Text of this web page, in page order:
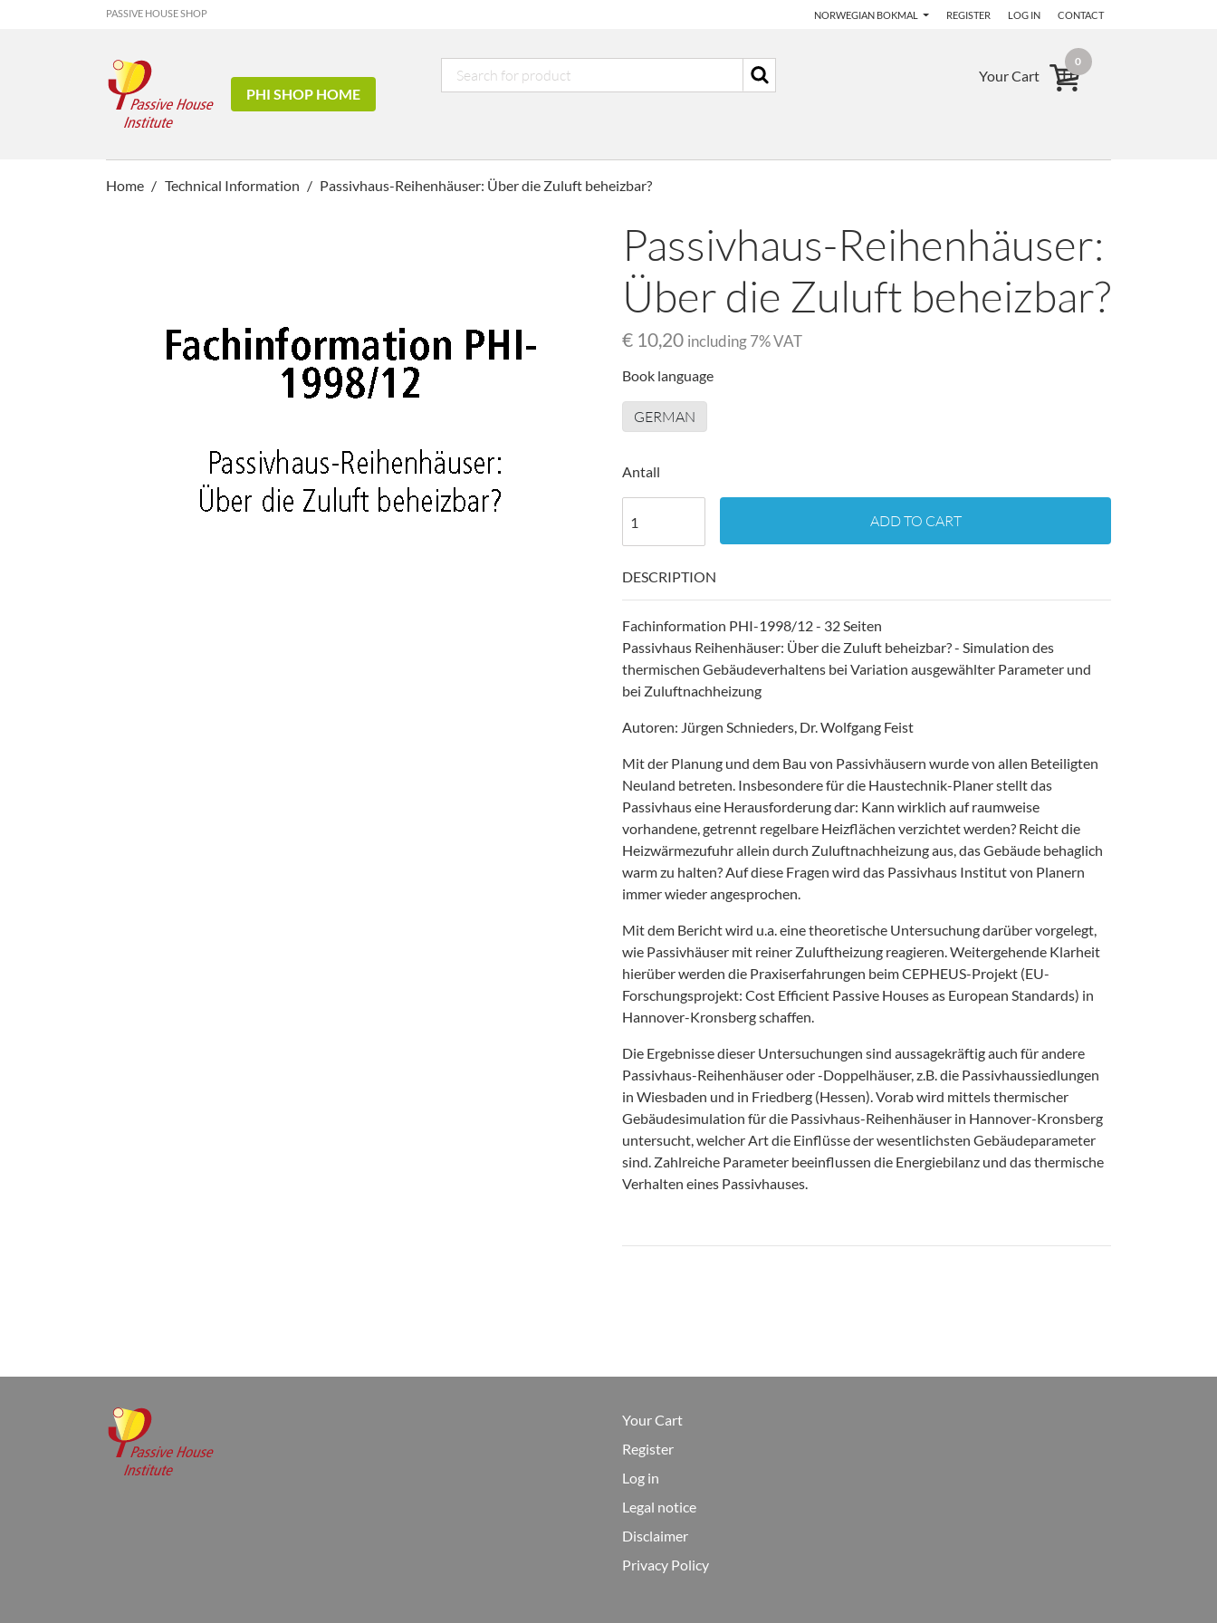
PASSIVE HOUSE SHOP NORWEGIAN BOKMAL REGISTER LOG IN CONTACT
PHI SHOP HOME
Your Cart
0
Home Technical Information Passivhaus-Reihenhäuser: Über die Zuluft beheizbar?
Passivhaus-Reihenhäuser:
Über die Zuluft beheizbar?
€ 10,20 including 7% VAT
Book language
GERMAN
Antall
ADD TO CART
DESCRIPTION
Fachinformation PHI-1998/12 - 32 Seiten
Passivhaus Reihenhäuser: Über die Zuluft beheizbar? - Simulation des
thermischen Gebäudeverhaltens bei Variation ausgewählter Parameter und
bei Zuluftnachheizung
Autoren: Jürgen Schnieders, Dr. Wolfgang Feist
Mit der Planung und dem Bau von Passivhäusern wurde von allen Beteiligten
Neuland betreten. Insbesondere für die Haustechnik-Planer stellt das
Passivhaus eine Herausforderung dar: Kann wirklich auf raumweise
vorhandene, getrennt regelbare Heizflächen verzichtet werden? Reicht die
Heizwärmezufuhr allein durch Zuluftnachheizung aus, das Gebäude behaglich
warm zu halten? Auf diese Fragen wird das Passivhaus Institut von Planern
immer wieder angesprochen.
Mit dem Bericht wird u.a. eine theoretische Untersuchung darüber vorgelegt,
wie Passivhäuser mit reiner Zuluftheizung reagieren. Weitergehende Klarheit
hierüber werden die Praxiserfahrungen beim CEPHEUS-Projekt (EU-
Forschungsprojekt: Cost Efficient Passive Houses as European Standards) in
Hannover-Kronsberg schaffen.
Die Ergebnisse dieser Untersuchungen sind aussagekräftig auch für andere
Passivhaus-Reihenhäuser oder -Doppelhäuser, z.B. die Passivhaussiedlungen
in Wiesbaden und in Friedberg (Hessen). Vorab wird mittels thermischer
Gebäudesimulation für die Passivhaus-Reihenhäuser in Hannover-Kronsberg
untersucht, welcher Art die Einflüsse der wesentlichsten Gebäudeparameter
sind. Zahlreiche Parameter beeinflussen die Energiebilanz und das thermische
Verhalten eines Passivhauses.
Your Cart
Register
Log in
Legal notice
Disclaimer
Privacy Policy